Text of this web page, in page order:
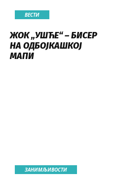
ВЕСТИ
ЖОК „УШЋЕ“ – БИСЕР
НА ОДБОЈКАШКОЈ
МАПИ
ЗАНИМЉИВОСТИ